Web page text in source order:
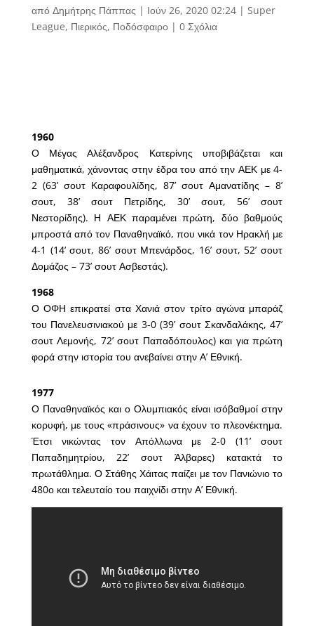
από Δημήτρης Πάππας | Ιούν 26, 2020 02:24| Super
League, Πιερικός, Ποδόσφαιρο| 0 Σχόλια
1960
Ο Μέγας Αλέξανδρος Κατερίνης υποβιβάζεται και
μαθηματικά, χάνοντας στην έδρα του από την ΑΕΚ με 4-
2 (63’ σουτ Καραφουλίδης, 87’ σουτ Αμανατίδης – 8’
σουτ, 38’ σουτ Πετρίδης, 30’ σουτ, 56’ σουτ
Νεστορίδης). Η ΑΕΚ παραμένει πρώτη, δύο βαθμούς
μπροστά από τον Παναθηναϊκό, που νικά τον Ηρακλή με
4-1 (14’ σουτ, 86’ σουτ Μπενάρδος, 16’ σουτ, 52’ σουτ
Δομάζος – 73’ σουτ Ασβεστάς).
1968
Ο ΟΦΗ επικρατεί στα Χανιά στον τρίτο αγώνα μπαράζ
του Πανελευσινιακού με 3-0 (39’ σουτ Σκανδαλάκης, 47’
σουτ Λεμονής, 72’ σουτ Παπαδόπουλος) και για πρώτη
φορά στην ιστορία του ανεβαίνει στην Α’ Εθνική.
1977
Ο Παναθηναϊκός και ο Ολυμπιακός είναι ισόβαθμοί στην
κορυφή, με τους «πράσινους» να έχουν το πλεονέκτημα.
Έτσι νικώντας τον Απόλλωνα με 2-0 (11’ σουτ
Παπαδημητρίου, 22’ σουτ Άλβαρες) κατακτά το
πρωτάθλημα. Ο Στάθης Χάιτας παίζει με τον Πανιώνιο το
480ο και τελευταίο του παιχνίδι στην Α’ Εθνική.